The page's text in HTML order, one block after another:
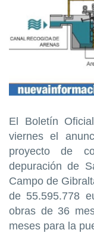
El Boletín
viernes el
proyecto de
depuración de
Campo de
de 55.595.778
obras de 36
meses para la